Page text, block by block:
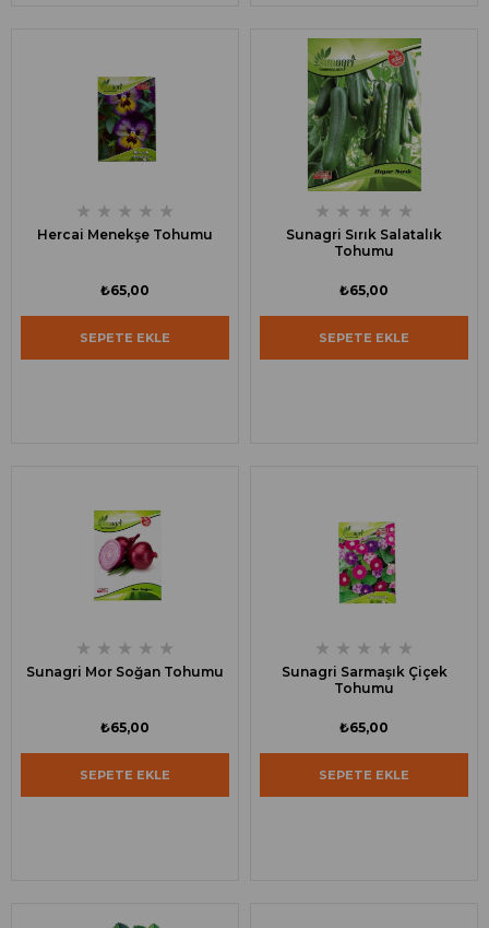
★ ★ ★ ★ ★
Hercai Menekşe Tohumu
₺65,00
SEPETE EKLE
★ ★ ★ ★ ★
Sunagri Sırık Salatalık
Tohumu
₺65,00
SEPETE EKLE
★ ★ ★ ★ ★
Sunagri Mor Soğan Tohumu
₺65,00
SEPETE EKLE
★ ★ ★ ★ ★
Sunagri Sarmaşık Çiçek
Tohumu
₺65,00
SEPETE EKLE